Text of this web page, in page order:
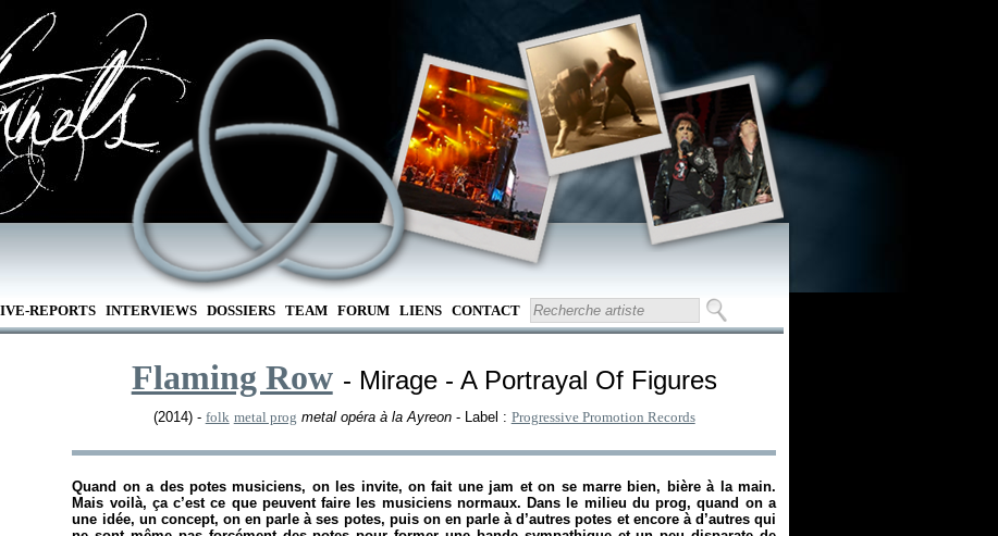
REPORTS INTERVIEWS DOSSIERS TEAM FORUM LIENS CONTACT
Flaming Row - Mirage - A Portrayal Of Figures
(2014) - folk metal prog metal opéra à la Ayreon- Label : Progressive Promotion Records
Quand on a des potes musiciens, on les invite, on fait une jam et on se marre bien, bière à la main.
Mais voilà, ça c’est ce que peuvent faire les musiciens normaux. Dans le milieu du prog, quand on a
une idée, un concept, on en parle à ses potes, puis on en parle à d’autres potes et encore à d’autres qui